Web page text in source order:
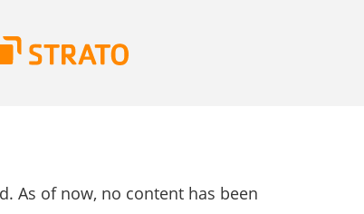
As of now, no content has been